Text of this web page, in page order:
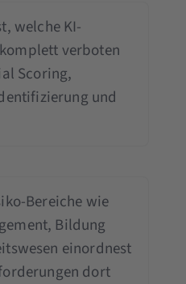
welche KI-
verboten
Scoring,
und
Bereiche wie
Bildung
einordnest
dort